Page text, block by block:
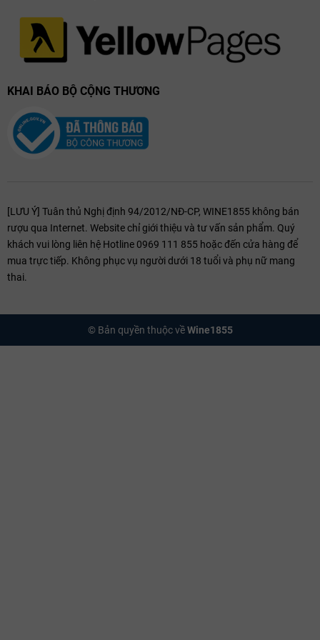
Rubinelli Vajol Valpolicella Ripasso Classico Superiore 2018 là minh
chứng cho sự xuất sắc của nghệ thuật làm rượu vang Valpolicella.
Cấu trúc tinh tế, hương vị phức hợp và quy trình sản xuất truyền
thống làm cho nó trở thành một lựa chọn tuyệt vời cho những ai
đang tìm kiếm sự sâu lắng và cá tính trong một chai
KHAI BÁO BỘ CỘNG THƯƠNG
[LƯU Ý] Tuân thủ Nghị định 94/2012/NĐ-CP, WINE1855 không bán
rượu qua Internet. Website chỉ giới thiệu và tư vấn sản phẩm. Quý
khách vui lòng liên hệ Hotline 0969 111 855 hoặc đến cửa hàng để
mua trực tiếp. Không phục vụ người dưới 18 tuổi và phụ nữ mang
thai.
© Bản quyền thuộc vềWine1855